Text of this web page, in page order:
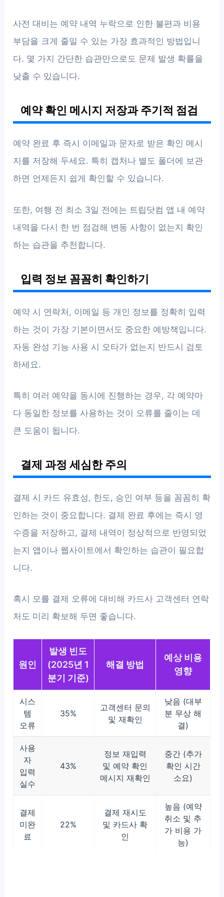
사전 대비는 예약 내역 누락으로 인한 불편과 비용
부담을 크게 줄일 수 있는 가장 효과적인 방법입니
다. 몇 가지 간단한 습관만으로도 문제 발생 확률을
낮출 수 있습니다.
예약 확인 메시지 저장과 주기적 점검
예약 완료 후 즉시 이메일과 문자로 받은 확인 메시
지를 저장해 두세요. 특히 캡처나 별도 폴더에 보관
하면 언제든지 쉽게 확인할 수 있습니다.
또한, 여행 전 최소 3일 전에는 트립닷컴 앱 내 예약
내역을 다시 한 번 점검해 변동 사항이 없는지 확인
하는 습관을 추천합니다.
입력 정보 꼼꼼히 확인하기
예약 시 연락처, 이메일 등 개인 정보를 정확히 입력
하는 것이 가장 기본이면서도 중요한 예방책입니다.
자동 완성 기능 사용 시 오타가 없는지 반드시 검토
하세요.
특히 여러 예약을 동시에 진행하는 경우, 각 예약마
다 동일한 정보를 사용하는 것이 오류를 줄이는 데
큰 도움이 됩니다.
결제 과정 세심한 주의
결제 시 카드 유효성, 한도, 승인 여부 등을 꼼꼼히 확
인하는 것이 중요합니다. 결제 완료 후에는 즉시 영
수증을 저장하고, 결제 내역이 정상적으로 반영되었
는지 앱이나 웹사이트에서 확인하는 습관이 필요합
니다.
혹시 모를 결제 오류에 대비해 카드사 고객센터 연락
처도 미리 확보해 두면 좋습니다.
원인
발생 빈도
(2025년 1
분기 기준)
해결 방법
예상 비용
영향
시스
템
오류
35%
고객센터 문의
및 재확인
낮음 (대부
분 무상 해
결)
사용
자
입력
실수
43%
정보 재입력
및 예약 확인
메시지 재확인
중간 (추가
확인 시간
소요)
결제
미완
료
22%
결제 재시도
및 카드사 확
인
높음 (예약
취소 및 추
가 비용 가
능)